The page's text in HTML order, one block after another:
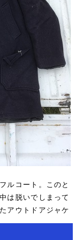
ルコート。このと
は脱いでしまって
アウトドアジャケ
かす...